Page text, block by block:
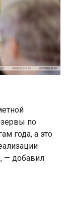
по
года, а это
— добавил